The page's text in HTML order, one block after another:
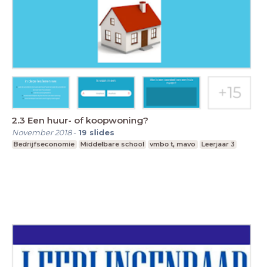
2.3 Een huur- of koopwoning?
November 2018- 19 slides
Bedrijfseconomie Middelbare school vmbo t, mavo Leerjaar 3